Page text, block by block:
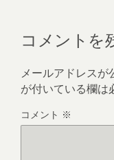
コメントを
メールアドレスが
が付いている欄は
コメント ※